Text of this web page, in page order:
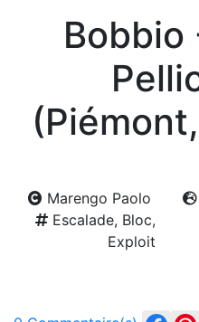
Bobbio
Marengo Paolo
Escalade, Bloc,
Exploit